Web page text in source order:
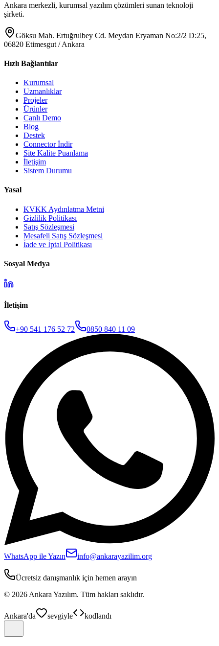
Ankara merkezli, kurumsal yazılım çözümleri sunan teknoloji
şirketi.
Göksu Mah. Ertuğrulbey Cd. Meydan Eryaman No:2/2 D:25,
06820 Etimesgut / Ankara
Hızlı Bağlantılar
Kurumsal
Uzmanlıklar
Projeler
Ürünler
Canlı Demo
Blog
Destek
Connector İndir
Site Kalite Puanlama
İletişim
Sistem Durumu
Yasal
KVKK Aydınlatma Metni
Gizlilik Politikası
Satış Sözleşmesi
Mesafeli Satış Sözleşmesi
İade ve İptal Politikası
Sosyal Medya
İletişim
+90 541 176 52 72 0850 840 11 09
WhatsApp ile Yazın info@ankarayazilim.org
Ücretsiz danışmanlık için hemen arayın
© 2026 Ankara Yazılım. Tüm hakları saklıdır.
Ankara'da sevgiyle kodlandı